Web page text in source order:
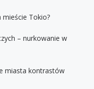
mieście Tokio?
– nurkowanie w
miasta kontrastów